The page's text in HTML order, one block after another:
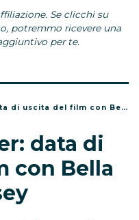
Se clicchi su
potremmo ricevere una
per te.
uscita del film con Bella Ramsey
data di
con Bella